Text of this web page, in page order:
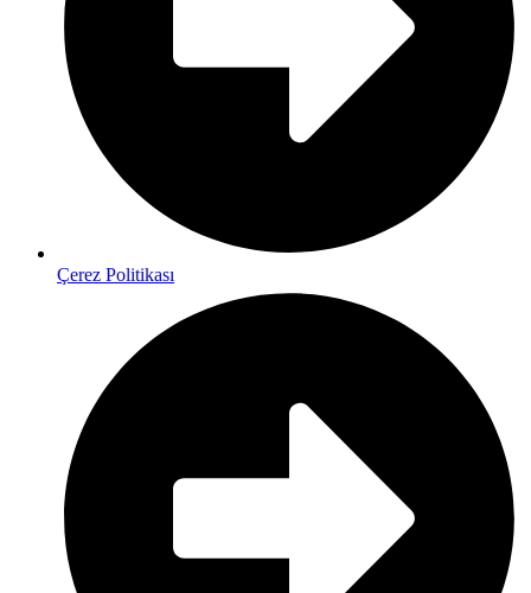
Çerez Politikası